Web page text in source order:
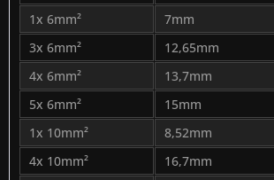
1x 6mm²
7mm
3x 6mm²
12,65mm
4x 6mm²
13,7mm
5x 6mm²
15mm
1x 10mm²
8,52mm
4x 10mm²
16,7mm